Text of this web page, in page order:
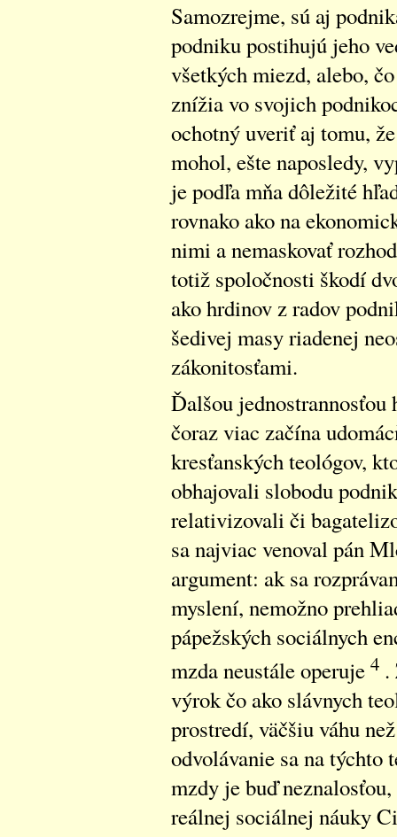
Samozrejme, sú aj
podniku postihujú jeho
všetkých miezd, alebo,
znížia vo svojich
ochotný uveriť aj tomu,
mohol, ešte naposledy,
je podľa mňa dôležité
rovnako ako na
nimi a nemaskovať
totiž spoločnosti škodí
ako hrdinov z radov
šedivej masy riadenej
zákonitosťami.
Ďalšou jednostrannosťou
čoraz viac začína
kresťanských teológov,
obhajovali slobodu
relativizovali či
sa najviac venoval pán
argument: ak sa
myslení, nemožno
pápežských sociálnych
mzda neustále operuje 4.
výrok čo ako slávnych
prostredí, väčšiu váhu
odvolávanie sa na týchto
mzdy je buď
reálnej sociálnej náuky